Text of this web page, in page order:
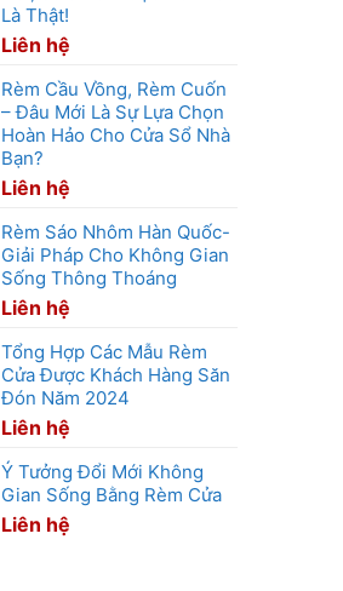
Là Thật!
Liên hệ
Rèm Cầu Vồng, Rèm Cuốn
– Đâu Mới Là Sự Lựa Chọn
Hoàn Hảo Cho Cửa Sổ Nhà
Bạn?
Liên hệ
Rèm Sáo Nhôm Hàn Quốc-
Giải Pháp Cho Không Gian
Sống Thông Thoáng
Liên hệ
Tổng Hợp Các Mẫu Rèm
Cửa Được Khách Hàng Săn
Đón Năm 2024
Liên hệ
Ý Tưởng Đổi Mới Không
Gian Sống Bằng Rèm Cửa
Liên hệ